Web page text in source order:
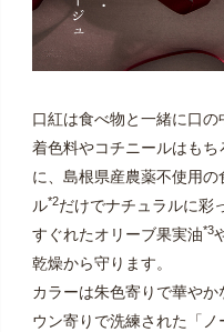
口紅は食べ物と一緒に口
着色料やコチニールはも
に、島根県産農薬不使用
ル*2だけでナチュラルに彩
すぐれたオリーブ果実油*3
乾燥から守ります。
カラーは朱色寄りで華や
ウン寄りで洗練された「